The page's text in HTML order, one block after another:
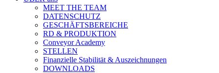
MEET THE TEAM
DATENSCHUTZ
GESCHÄFTSBEREICHE
RD & PRODUKTION
Conveyor Academy
STELLEN
Finanzielle Stabilität & Auszeichnungen
DOWNLOADS